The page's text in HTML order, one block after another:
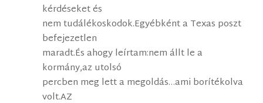
kérdéseket és
nem tudálékoskodok.Egyébként a Texas poszt
befejezetlen
maradt.És ahogy leírtam:nem állt le a
kormány,az utolsó
percben meg lett a megoldás…ami borítékolva
volt.AZ